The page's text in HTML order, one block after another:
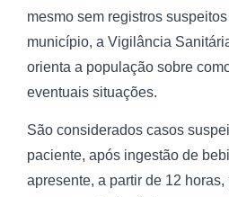
mesmo sem registros
município, a Vigilância
orienta a população sobre
eventuais situações.
São considerados casos
paciente, após ingestão de
apresente, a partir de 12